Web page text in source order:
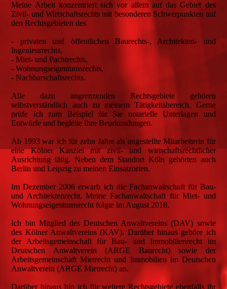
Meine Arbeit konzentriert sich vor allem auf das Gebiet des
Zivil- und Wirtschaftsrechts mit besonderen Schwerpunkten auf
den Rechtsgebieten des
- privaten und öffentlichen Baurechts-, Architekten- und
Ingenieurrechts,
- Miet- und Pachtrechts,
- Wohnungseigentumsrechts,
- Nachbarschaftsrechts.
Alle dazu angrenzenden Rechtsgebiete gehören
selbstverständlich auch zu meinem Tätigkeitsbereich. Gerne
prüfe ich zum Beispiel für Sie notarielle Unterlagen und
Entwürfe und begleite Ihre Beurkundungen.
Ab 1993 war ich für zehn Jahre als angestellte Mitarbeiterin für
eine Kölner Kanzlei mit zivil- und wirtschaftsrechtlicher
Ausrichtung tätig. Neben dem Standort Köln gehörten auch
Berlin und Leipzig zu meinen Einsatzorten.
Im Dezember 2006 erwarb ich die Fachanwaltschaft für Bau-
und Architektenrecht. Meine Fachanwaltschaft für Miet- und
Wohnungseigentumsrecht folgte im August 2018.
Ich bin Mitglied des Deutschen Anwaltvereins (DAV) sowie
des Kölner Anwaltvereins (KAV). Darüber hinaus gehöre ich
der Arbeitsgemeinschaft für Bau- und Immobilienrecht im
Deutschen Anwaltverein (ARGE Baurecht) sowie der
Arbeitsgemeinschaft Mietrecht und Immobilien im Deutschen
Anwaltverein (ARGE Mietrecht) an.
Darüber hinaus bin ich für weitere Rechtsgebiete ebenfalls ihr